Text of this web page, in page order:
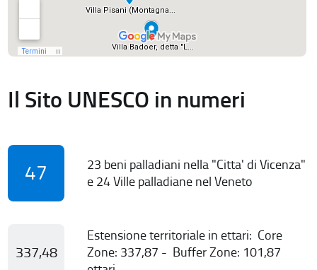
Il Sito UNESCO in numeri
47
23 beni palladiani nella "Citta' di Vicenza"
e 24 Ville palladiane nel Veneto
337,48
Estensione territoriale in ettari: Core
Zone: 337,87 - Buffer Zone: 101,87